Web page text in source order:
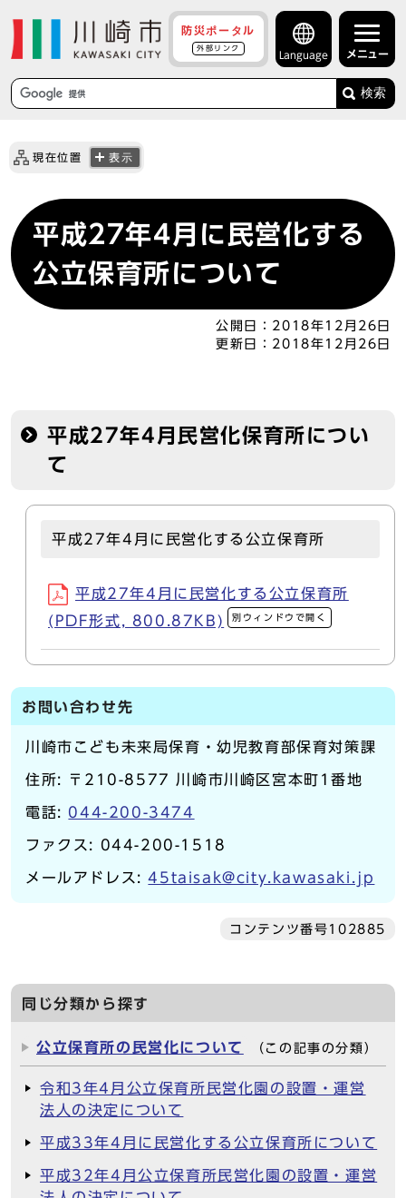
防災ポータル
外部リンク
Language メニュー
検索
現在位置 表示
平成27年4月に民営化する
公立保育所について
公開日： 2018年12月26日
更新日： 2018年12月26日
平成27年4月民営化保育所につい
て
平成27年4月に民営化する公立保育所
平成27年4月に民営化する公立保育所
(PDF形式, 800.87KB)
別ウィンドウで開く
お問い合わせ先
川崎市こども未来局保育・幼児教育部保育対策課
住所: 〒210-8577 川崎市川崎区宮本町1番地
電話: 044-200-3474
ファクス: 044-200-1518
メールアドレス:45taisak@city.kawasaki.jp
コンテンツ番号102885
同じ分類から探す
公立保育所の民営化について （この記事の分類）
令和3年4月公立保育所民営化園の設置・運営
法人の決定について
平成33年4月に民営化する公立保育所について
平成32年4月公立保育所民営化園の設置・運営